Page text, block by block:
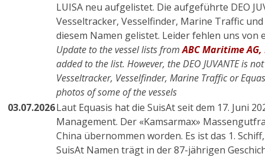
LUISA neu aufgelistet. Die aufgeführte DEO
Vesseltracker, Vesselfinder, Marine Traffic
diesem Namen gelistet. Leider fehlen uns von
Update to the vessel lists fromABC Maritime AG,
added to the list. However, the DEO JUVANTE is
Vesseltracker, Vesselfinder, Marine Traffic or
photos of some of the vessels
03.07.2026Laut Equasis hat die SuisAt seit dem 17. Juni
Management. Der «Kamsarmax»
China übernommen worden. Es ist das 1.
SuisAt Namen trägt in der 87-jährigen